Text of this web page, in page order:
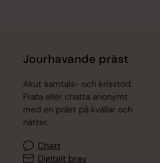
Jourhavande präst
Akut samtals- och krisstöd.
Prata eller chatta anonymt
med en präst på kvällar och
nätter.
Chatt
Digitalt brev